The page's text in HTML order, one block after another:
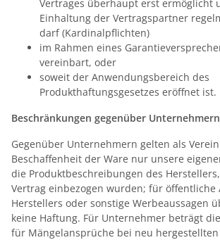
Vertrages überhaupt erst ermöglicht
Einhaltung der Vertragspartner
darf (Kardinalpflichten)
im Rahmen eines
vereinbart, oder
soweit der Anwendungsbereich des
Produkthaftungsgesetzes eröffnet ist.
Beschränkungen gegenüber Unternehmern
Gegenüber Unternehmern gelten als
Beschaffenheit der Ware nur unsere
die Produktbeschreibungen des
Vertrag einbezogen wurden; für öffentliche
Herstellers oder sonstige Werbeaussagen
keine Haftung. Für Unternehmer beträgt
für Mängelansprüche bei neu hergestellten